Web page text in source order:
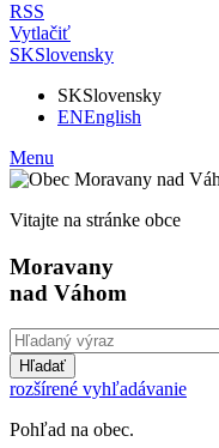
RSS
Vytlačiť
SKSlovensky
SKSlovensky
ENEnglish
Menu
Vitajte na stránke obce
Moravany
nad Váhom
Hľadať
rozšírené vyhľadávanie
Pohľad na obec.